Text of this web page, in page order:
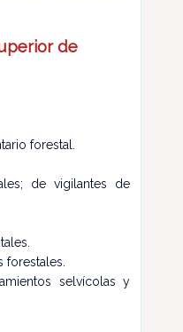
de
forestal.
de vigilantes de
selvícolas y